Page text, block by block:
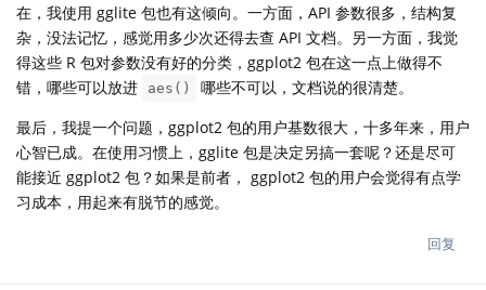
在，我使用 gglite 包也有这倾向。一方面，API 参数很多，结构复
杂，没法记忆，感觉用多少次还得去查 API 文档。另一方面，我觉
得这些 R 包对参数没有好的分类，ggplot2 包在这一点上做得不
错，哪些可以放进
aes()
哪些不可以，文档说的很清楚。
最后，我提一个问题，ggplot2 包的用户基数很大，十多年来，用户
心智已成。在使用习惯上，gglite 包是决定另搞一套呢？还是尽可
能接近 ggplot2 包？如果是前者， ggplot2 包的用户会觉得有点学
习成本，用起来有脱节的感觉。
回复